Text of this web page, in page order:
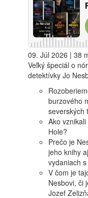
09. Júl 2026 | 38
Veľký špeciál o
detektívky Jo
burzového
severských
Ako
Hole?
Prečo je
jeho knihy
vydaniach
V čom je
Nesbovi, či
Jozef